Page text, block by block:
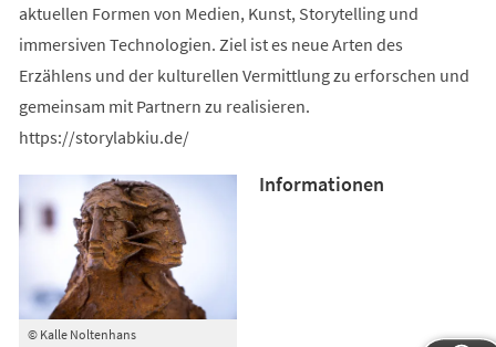
aktuellen Formen von Medien, Kunst, Storytelling und
immersiven Technologien. Ziel ist es neue Arten des
Erzählens und der kulturellen Vermittlung zu erforschen und
gemeinsam mit Partnern zu realisieren.
https://storylabkiu.de/
© Kalle Noltenhans
Informationen